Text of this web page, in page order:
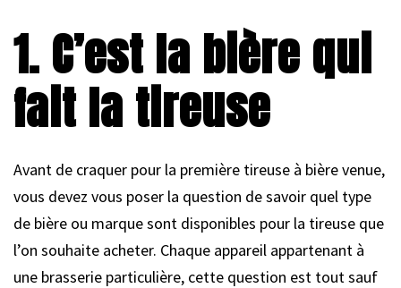
1. C’est la bière qui
fait la tireuse
Avant de craquer pour la première tireuse à bière venue,
vous devez vous poser la question de savoir quel type
de bière ou marque sont disponibles pour la tireuse que
l’on souhaite acheter. Chaque appareil appartenant à
une brasserie particulière, cette question est tout sauf